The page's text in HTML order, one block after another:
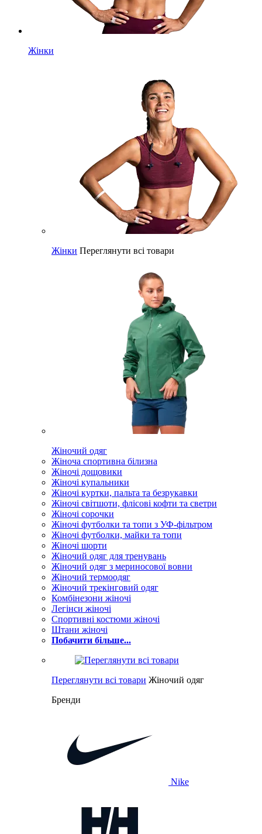
Жінки
Жінки Переглянути всі товари
Жіночий одяг
Жіноча спортивна білизна
Жіночі дощовики
Жіночі купальники
Жіночі куртки, пальта та безрукавки
Жіночі світшоти, флісові кофти та светри
Жіночі сорочки
Жіночі футболки та топи з УФ-фільтром
Жіночі футболки, майки та топи
Жіночі шорти
Жіночий одяг для тренувань
Жіночий одяг з мериносової вовни
Жіночий термоодяг
Жіночий трекінговий одяг
Комбінезони жіночі
Легінси жіночі
Спортивні костюми жіночі
Штани жіночі
Побачити більше...
Переглянути всі товари Жіночий одяг
Бренди
Nike